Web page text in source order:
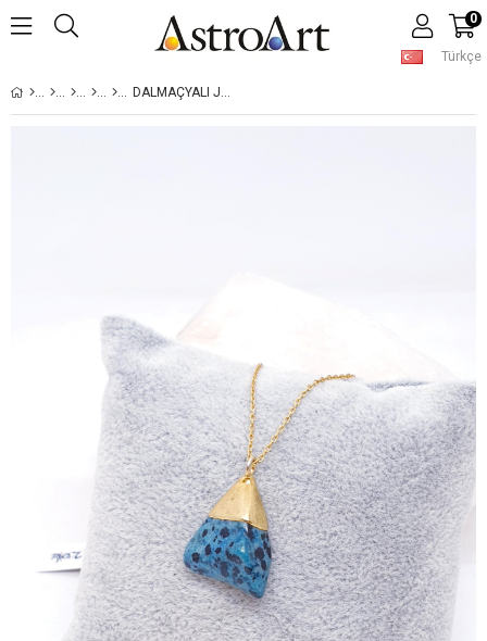
Türkçe
0
DALMAÇYALI JASPER DOĞALTAŞ KOLYE